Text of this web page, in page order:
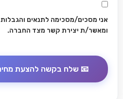
אני מסכים/מסכימה לתנאים והגבלות
ומאשר/ת יצירת קשר מצד החברה.